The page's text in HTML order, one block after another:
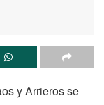
y Arrieros se